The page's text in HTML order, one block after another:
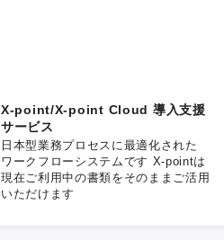
X-point/X-point Cloud 導入支援
サービス
日本型業務プロセスに最適化された
ワークフローシステムです X-pointは
現在ご利用中の書類をそのままご活用
いただけます